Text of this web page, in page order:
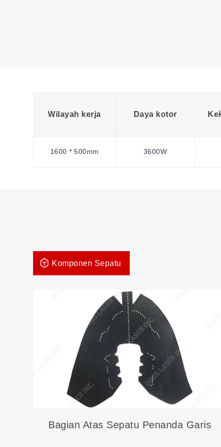
Wilayah kerja Daya kotor
1600 * 500mm 3600W
Komponen Sepatu
Bagian Atas Sepatu Penanda Garis